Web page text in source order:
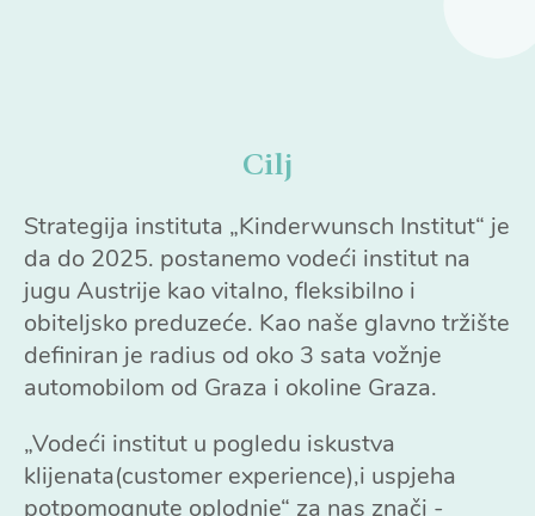
Cilj
Strategija instituta „Kinderwunsch Institut“ je
da do 2025. postanemo vodeći institut na
jugu Austrije kao vitalno, fleksibilno i
obiteljsko preduzeće. Kao naše glavno tržište
definiran je radius od oko 3 sata vožnje
automobilom od Graza i okoline Graza.
„Vodeći institut u pogledu iskustva
klijenata(customer experience),i uspjeha
potpomognute oplodnje“ za nas znači -